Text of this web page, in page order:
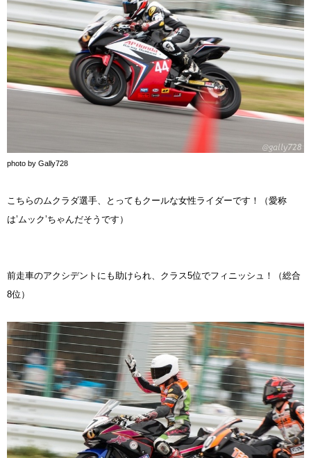
photo by Gally728
こちらのムクラダ選手、とってもクールな女性ライダーです！（愛称
は’ムック’ちゃんだそうです）
前走車のアクシデントにも助けられ、クラス5位でフィニッシュ！（総合
8位）